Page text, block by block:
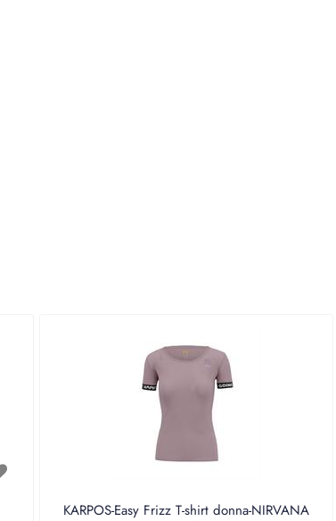
KARPOS-Easy Frizz T-shirt donna-NIRVANA